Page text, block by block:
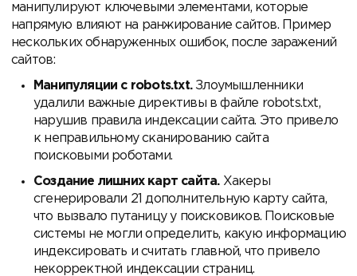
манипулируют ключевыми элементами, которые
напрямую влияют на ранжирование сайтов. Пример
нескольких обнаруженных ошибок, после заражений
сайтов:
Манипуляции с robots.txt.Злоумышленники
удалили важные директивы в файле robots.txt,
нарушив правила индексации сайта. Это привело
к неправильному сканированию сайта
поисковыми роботами.
Создание лишних карт сайта.Хакеры
сгенерировали 21 дополнительную карту сайта,
что вызвало путаницу у поисковиков. Поисковые
системы не могли определить, какую информацию
индексировать и считать главной, что привело
некорректной индексации страниц.